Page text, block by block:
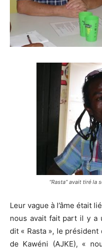
“Rasta” avait tiré la
Leur vague à l’âme était
nous avait fait part il y a
dit « Rasta », le président
de Kawéni (AJKE), «